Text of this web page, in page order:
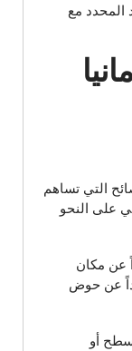
المحدد مع
التي تساهم
على النحو
عن مكان
عن حوض
أو